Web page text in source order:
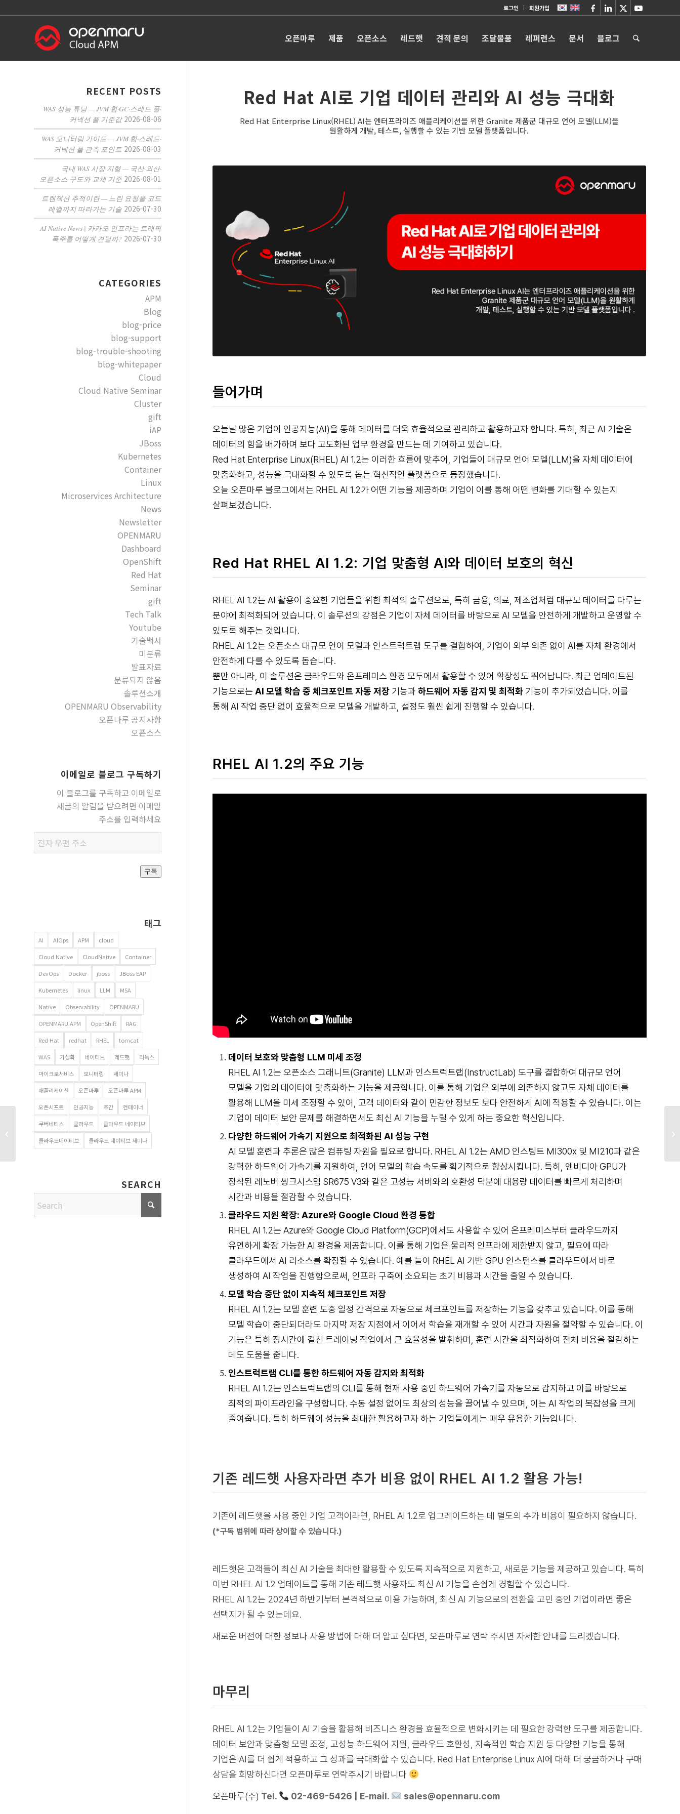
로그인 회원가입
오픈마루 제품 오픈소스 레드햇 견적 문의 조달물품 레퍼런스 문서 블로그
Red Hat AI로 기업 데이터 관리와 AI 성능 극대화
Red Hat Enterprise Linux(RHEL) AI는 엔터프라이즈 애플리케이션을 위한 Granite 제품군 대규모 언어 모델(LLM)을
원활하게 개발, 테스트, 실행할 수 있는 기반 모델 플랫폼입니다.
들어가며
오늘날 많은 기업이 인공지능(AI)을 통해 데이터를 더욱 효율적으로 관리하고 활용하고자 합니다. 특히, 최근 AI 기술은
데이터의 힘을 배가하며 보다 고도화된 업무 환경을 만드는 데 기여하고 있습니다.
Red Hat Enterprise Linux(RHEL) AI 1.2는 이러한 흐름에 맞추어, 기업들이 대규모 언어 모델(LLM)을 자체 데이터에
맞춤화하고, 성능을 극대화할 수 있도록 돕는 혁신적인 플랫폼으로 등장했습니다.
오늘 오픈마루 블로그에서는 RHEL AI 1.2가 어떤 기능을 제공하며 기업이 이를 통해 어떤 변화를 기대할 수 있는지
살펴보겠습니다.
Red Hat RHEL AI 1.2: 기업 맞춤형 AI와 데이터 보호의 혁신
RHEL AI 1.2는 AI 활용이 중요한 기업들을 위한 최적의 솔루션으로, 특히 금융, 의료, 제조업처럼 대규모 데이터를 다루는
분야에 최적화되어 있습니다. 이 솔루션의 강점은 기업이 자체 데이터를 바탕으로 AI 모델을 안전하게 개발하고 운영할 수
있도록 해주는 것입니다.
RHEL AI 1.2는 오픈소스 대규모 언어 모델과 인스트럭트랩 도구를 결합하여, 기업이 외부 의존 없이 AI를 자체 환경에서
안전하게 다룰 수 있도록 돕습니다.
뿐만 아니라, 이 솔루션은 클라우드와 온프레미스 환경 모두에서 활용할 수 있어 확장성도 뛰어납니다. 최근 업데이트된
기능으로는 AI 모델 학습 중 체크포인트 자동 저장기능과 하드웨어 자동 감지 및 최적화 기능이 추가되었습니다. 이를
통해 AI 작업 중단 없이 효율적으로 모델을 개발하고, 설정도 훨씬 쉽게 진행할 수 있습니다.
RHEL AI 1.2의 주요 기능
데이터 보호와 맞춤형 LLM 미세 조정
RHEL AI 1.2는 오픈소스 그래니트(Granite) LLM과 인스트럭트랩(InstructLab) 도구를 결합하여 대규모 언어
모델을 기업의 데이터에 맞춤화하는 기능을 제공합니다. 이를 통해 기업은 외부에 의존하지 않고도 자체 데이터를
활용해 LLM을 미세 조정할 수 있어, 고객 데이터와 같이 민감한 정보도 보다 안전하게 AI에 적용할 수 있습니다. 이는
기업이 데이터 보안 문제를 해결하면서도 최신 AI 기능을 누릴 수 있게 하는 중요한 혁신입니다.
다양한 하드웨어 가속기 지원으로 최적화된 AI 성능 구현
AI 모델 훈련과 추론은 많은 컴퓨팅 자원을 필요로 합니다. RHEL AI 1.2는 AMD 인스팅트 MI300x 및 MI210과 같은
강력한 하드웨어 가속기를 지원하여, 언어 모델의 학습 속도를 획기적으로 향상시킵니다. 특히, 엔비디아 GPU가
장착된 레노버 씽크시스템 SR675 V3와 같은 고성능 서버와의 호환성 덕분에 대용량 데이터를 빠르게 처리하며
시간과 비용을 절감할 수 있습니다.
클라우드 지원 확장: Azure와 Google Cloud 환경 통합
RHEL AI 1.2는 Azure와 Google Cloud Platform(GCP)에서도 사용할 수 있어 온프레미스부터 클라우드까지
유연하게 확장 가능한 AI 환경을 제공합니다. 이를 통해 기업은 물리적 인프라에 제한받지 않고, 필요에 따라
클라우드에서 AI 리소스를 확장할 수 있습니다. 예를 들어 RHEL AI 기반 GPU 인스턴스를 클라우드에서 바로
생성하여 AI 작업을 진행함으로써, 인프라 구축에 소요되는 초기 비용과 시간을 줄일 수 있습니다.
모델 학습 중단 없이 지속적 체크포인트 저장
RHEL AI 1.2는 모델 훈련 도중 일정 간격으로 자동으로 체크포인트를 저장하는 기능을 갖추고 있습니다. 이를 통해
모델 학습이 중단되더라도 마지막 저장 지점에서 이어서 학습을 재개할 수 있어 시간과 자원을 절약할 수 있습니다. 이
기능은 특히 장시간에 걸친 트레이닝 작업에서 큰 효율성을 발휘하며, 훈련 시간을 최적화하여 전체 비용을 절감하는
데도 도움을 줍니다.
인스트럭트랩 CLI를 통한 하드웨어 자동 감지와 최적화
RHEL AI 1.2는 인스트럭트랩의 CLI를 통해 현재 사용 중인 하드웨어 가속기를 자동으로 감지하고 이를 바탕으로
최적의 파이프라인을 구성합니다. 수동 설정 없이도 최상의 성능을 끌어낼 수 있으며, 이는 AI 작업의 복잡성을 크게
줄여줍니다. 특히 하드웨어 성능을 최대한 활용하고자 하는 기업들에게는 매우 유용한 기능입니다.
기존 레드햇 사용자라면 추가 비용 없이 RHEL AI 1.2 활용 가능!
기존에 레드햇을 사용 중인 기업 고객이라면, RHEL AI 1.2로 업그레이드하는 데 별도의 추가 비용이 필요하지 않습니다.
(*구독 범위에 따라 상이할 수 있습니다.)
레드햇은 고객들이 최신 AI 기술을 최대한 활용할 수 있도록 지속적으로 지원하고, 새로운 기능을 제공하고 있습니다. 특히
이번 RHEL AI 1.2 업데이트를 통해 기존 레드햇 사용자도 최신 AI 기능을 손쉽게 경험할 수 있습니다.
RHEL AI 1.2는 2024년 하반기부터 본격적으로 이용 가능하며, 최신 AI 기능으로의 전환을 고민 중인 기업이라면 좋은
선택지가 될 수 있는데요.
새로운 버전에 대한 정보나 사용 방법에 대해 더 알고 싶다면, 오픈마루로 연락 주시면 자세한 안내를 드리겠습니다.
마무리
RHEL AI 1.2는 기업들이 AI 기술을 활용해 비즈니스 환경을 효율적으로 변화시키는 데 필요한 강력한 도구를 제공합니다.
데이터 보안과 맞춤형 모델 조정, 고성능 하드웨어 지원, 클라우드 호환성, 지속적인 학습 지원 등 다양한 기능을 통해
기업은 AI를 더 쉽게 적용하고 그 성과를 극대화할 수 있습니다. Red Hat Enterprise Linux AI에 대해 더 궁금하거나 구매
상담을 희망하신다면 오픈마루로 연락주시기 바랍니다
오픈마루(주) Tel. 02-469-5426 | E-mail. sales@opennaru.com
RECENT POSTS
WAS 성능 튜닝 — JVM 힙·GC·스레드 풀·
커넥션 풀 기준값 2026-08-06
WAS 모니터링 가이드 — JVM 힙·스레드·
커넥션 풀 관측 포인트 2026-08-03
국내 WAS 시장 지형 — 국산·외산·
오픈소스 구도와 교체 기준 2026-08-01
트랜잭션 추적이란 — 느린 요청을 코드
레벨까지 따라가는 기술 2026-07-30
AI Native News | 카카오 인프라는 트래픽
폭주를 어떻게 견딜까? 2026-07-30
CATEGORIES
APM
Blog
blog-price
blog-support
blog-trouble-shooting
blog-whitepaper
Cloud
Cloud Native Seminar
Cluster
gift
iAP
JBoss
Kubernetes
Container
Linux
Microservices Architecture
News
Newsletter
OPENMARU
Dashboard
OpenShift
Red Hat
Seminar
gift
Tech Talk
Youtube
기술백서
미분류
발표자료
분류되지 않음
솔루션소개
OPENMARU Observability
오픈나루 공지사항
오픈소스
이메일로 블로그 구독하기
이 블로그를 구독하고 이메일로
새글의 알림을 받으려면 이메일
주소를 입력하세요
우편
주소
구독
태그
AI AIOps APM cloud
Cloud Native CloudNative Container
DevOps Docker jboss JBoss EAP
Kubernetes linux LLM MSA
Native Observability OPENMARU
OPENMARU APM OpenShift RAG
Red Hat redhat RHEL tomcat
WAS 가상화 네이티브 레드햇 리눅스
마이크로서비스 모니터링 세미나
애플리케이션 오픈마루 오픈마루 APM
오픈시프트 인공지능 주간 컨테이너
쿠버네티스 클라우드 클라우드 네이티브
클라우드네이티브 클라우드 네이티브 세미나
SEARCH
차세대 지방세시스템
이슈로 보는 공공 – 민간
협력 체계...